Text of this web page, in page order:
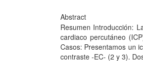
Abstract
Resumen Introducción:
cardiaco percutáneo
Casos: Presentamos un
contraste -EC- (2 y 3).